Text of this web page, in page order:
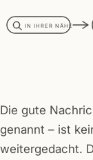
IN IHRER NÄHE
Die gute
genannt – ist
weitergedacht.